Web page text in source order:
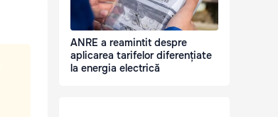
ANRE a reamintit despre
aplicarea tarifelor diferențiate
la energia electrică